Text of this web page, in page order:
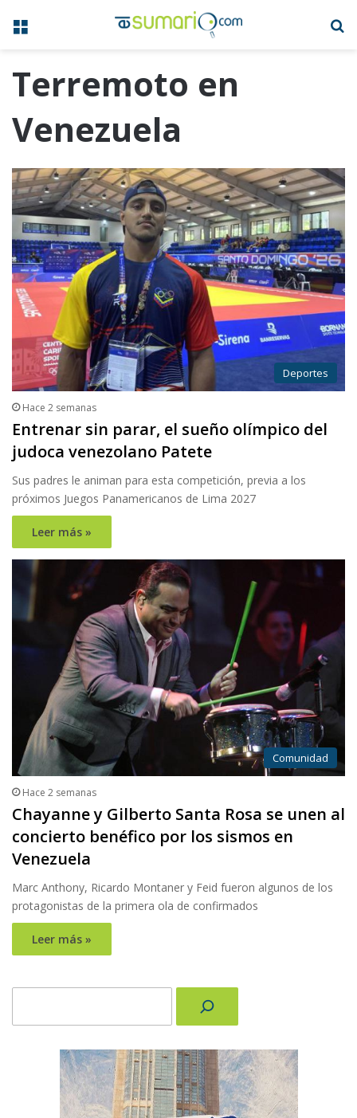
Menú
Terremoto en
Venezuela
Deportes
Hace 2 semanas
Entrenar sin parar, el sueño olímpico del
judoca venezolano Patete
Sus padres le animan para esta competición, previa a los
próximos Juegos Panamericanos de Lima 2027
Leer más »
Comunidad
Hace 2 semanas
Chayanne y Gilberto Santa Rosa se unen al
concierto benéfico por los sismos en
Venezuela
Marc Anthony, Ricardo Montaner y Feid fueron algunos de los
protagonistas de la primera ola de confirmados
Leer más »